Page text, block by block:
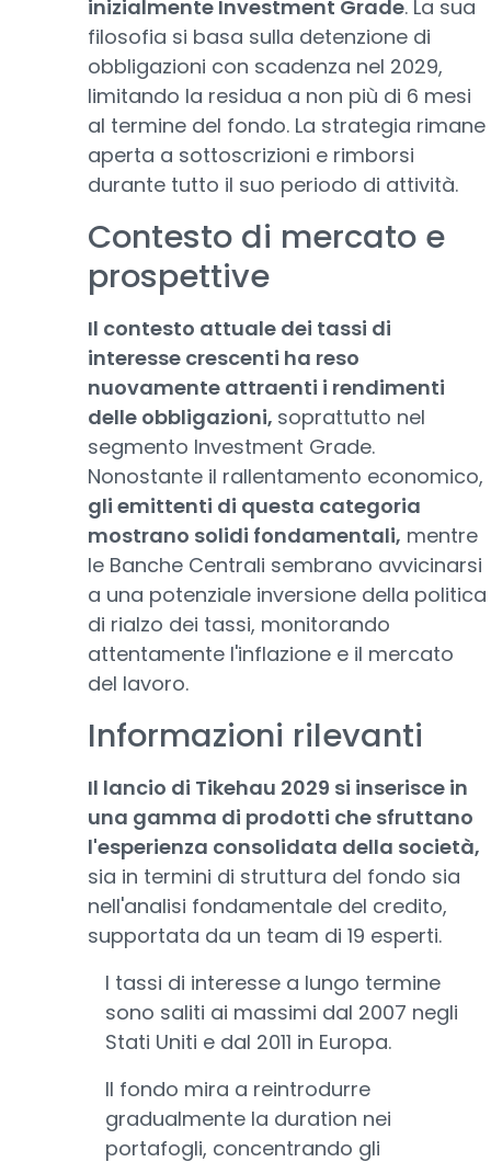
inizialmente Investment Grade. La sua
filosofia si basa sulla detenzione di
obbligazioni con scadenza nel 2029,
limitando la residua a non più di 6 mesi
al termine del fondo. La strategia rimane
aperta a sottoscrizioni e rimborsi
durante tutto il suo periodo di attività.
Contesto di mercato e
prospettive
Il contesto attuale dei tassi di
interesse crescenti ha reso
nuovamente attraenti i rendimenti
delle obbligazioni, soprattutto nel
segmento Investment Grade.
Nonostante il rallentamento economico,
gli emittenti di questa categoria
mostrano solidi fondamentali, mentre
le Banche Centrali sembrano avvicinarsi
a una potenziale inversione della politica
di rialzo dei tassi, monitorando
attentamente l'inflazione e il mercato
del lavoro.
Informazioni rilevanti
Il lancio di Tikehau 2029 si inserisce in
una gamma di prodotti che sfruttano
l'esperienza consolidata della società,
sia in termini di struttura del fondo sia
nell'analisi fondamentale del credito,
supportata da un team di 19 esperti.
I tassi di interesse a lungo termine
sono saliti ai massimi dal 2007 negli
Stati Uniti e dal 2011 in Europa.
Il fondo mira a reintrodurre
gradualmente la duration nei
portafogli, concentrando gli